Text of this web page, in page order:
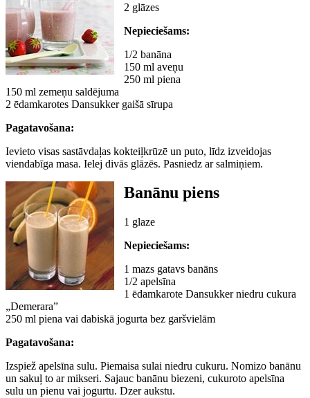
2 glāzes
Nepieciešams:
1/2 banāna
150 ml aveņu
250 ml piena
150 ml zemeņu saldējuma
2 ēdamkarotes Dansukker gaišā sīrupa
Pagatavošana:
Ievieto visas sastāvdaļas kokteiļkrūzē un puto, līdz izveidojas
viendabīga masa. Ielej divās glāzēs. Pasniedz ar salmiņiem.
Banānu piens
1 glaze
Nepieciešams:
1 mazs gatavs banāns
1/2 apelsīna
1 ēdamkarote Dansukker niedru cukura
„Demerara”
250 ml piena vai dabiskā jogurta bez garšvielām
Pagatavošana:
Izspiež apelsīna sulu. Piemaisa sulai niedru cukuru. Nomizo banānu
un sakuļ to ar mikseri. Sajauc banānu biezeni, cukuroto apelsīna
sulu un pienu vai jogurtu. Dzer aukstu.